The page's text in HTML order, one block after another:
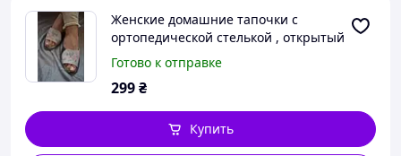
Женские домашние тапочки с
ортопедической стелькой , открытый
носок | Комфорт, качество, забота о
здоровье
Готово к отправке
299₴
Купить